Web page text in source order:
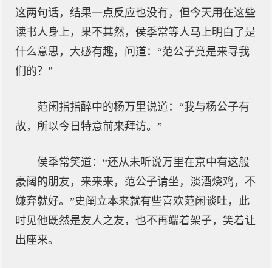
这两句话，结果一点反应也没有，但今天用在这些
读书人身上，果不其然，侯季常等人马上明白了是
什么意思，大感有趣，问道：“范公子竟是来寻我
们的？”
范闲指指醉中的杨万里说道：“我与杨公子有
故，所以今日特意前来拜访。”
侯季常笑道：“还从未听说万里在京中有这般
豪阔的朋友，来来来，范公子请坐，淡酒烧鸡，不
嫌弃就好。”史阐立本来就有些喜欢范闲谈吐，此
时见他既然是友人之友，也不再端着架子，笑着让
出座来。